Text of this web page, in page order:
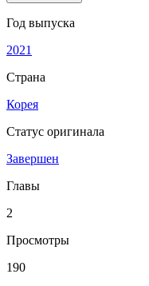
Год выпуска
2021
Страна
Корея
Статус оригинала
Завершен
Главы
2
Просмотры
190